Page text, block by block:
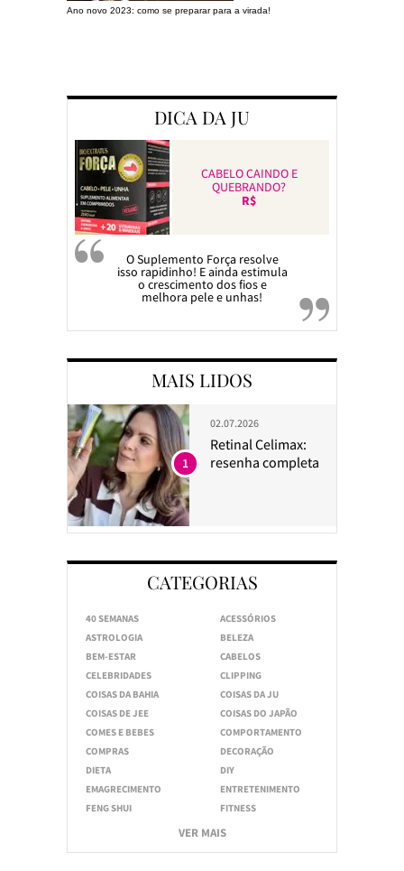
Ano novo 2023: como se preparar para a virada!
DICA DA JU
CABELO CAINDO E
QUEBRANDO?
R$
O Suplemento Força resolve
isso rapidinho! E ainda estimula
o crescimento dos fios e
melhora pele e unhas!
MAIS LIDOS
02.07.2026
Retinal Celimax:
resenha completa
1
CATEGORIAS
40 SEMANAS
ACESSÓRIOS
ASTROLOGIA
BELEZA
BEM-ESTAR
CABELOS
CELEBRIDADES
CLIPPING
COISAS DA BAHIA
COISAS DA JU
COISAS DE JEE
COISAS DO JAPÃO
COMES E BEBES
COMPORTAMENTO
COMPRAS
DECORAÇÃO
DIETA
DIY
EMAGRECIMENTO
ENTRETENIMENTO
FENG SHUI
FITNESS
VER MAIS